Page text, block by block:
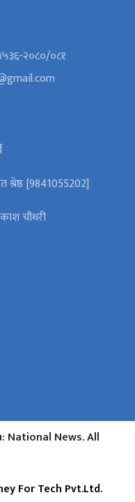
२०८०/०८१
श्रेष्ठ [9841055202]
चौधरी
National News. All
For Tech Pvt.Ltd.